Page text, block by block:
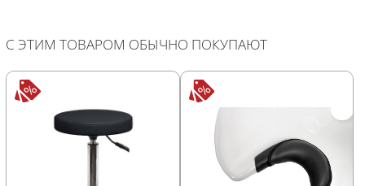
С ЭТИМ ТОВАРОМ ОБЫЧНО ПОКУПАЮТ